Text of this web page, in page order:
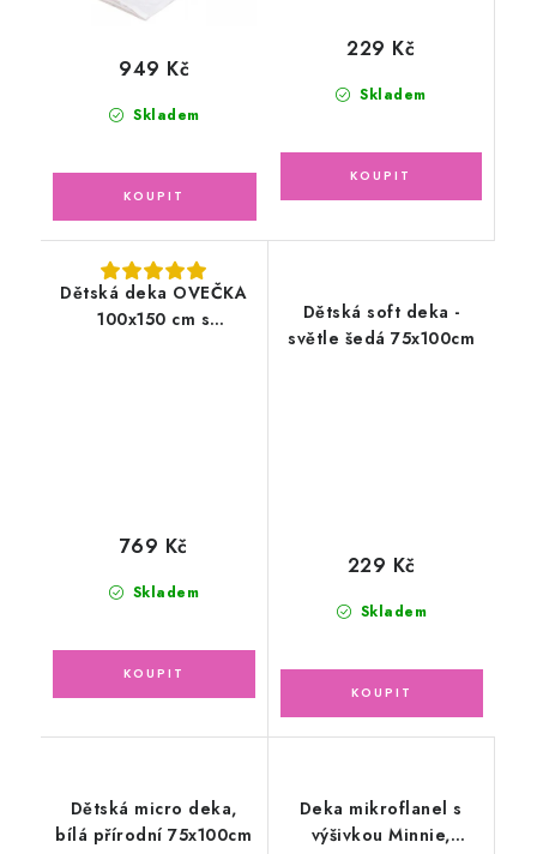
Skladem
949 Kč
Skladem
229 Kč
Dětská deka OVEČKA
100x150 cm s
Skladem
769 Kč
Dětská soft deka -
světle šedá 75x100cm
Skladem
229 Kč
Dětská micro deka,
bílá přírodní 75x100cm
Deka mikroflanel s
výšivkou Minnie,